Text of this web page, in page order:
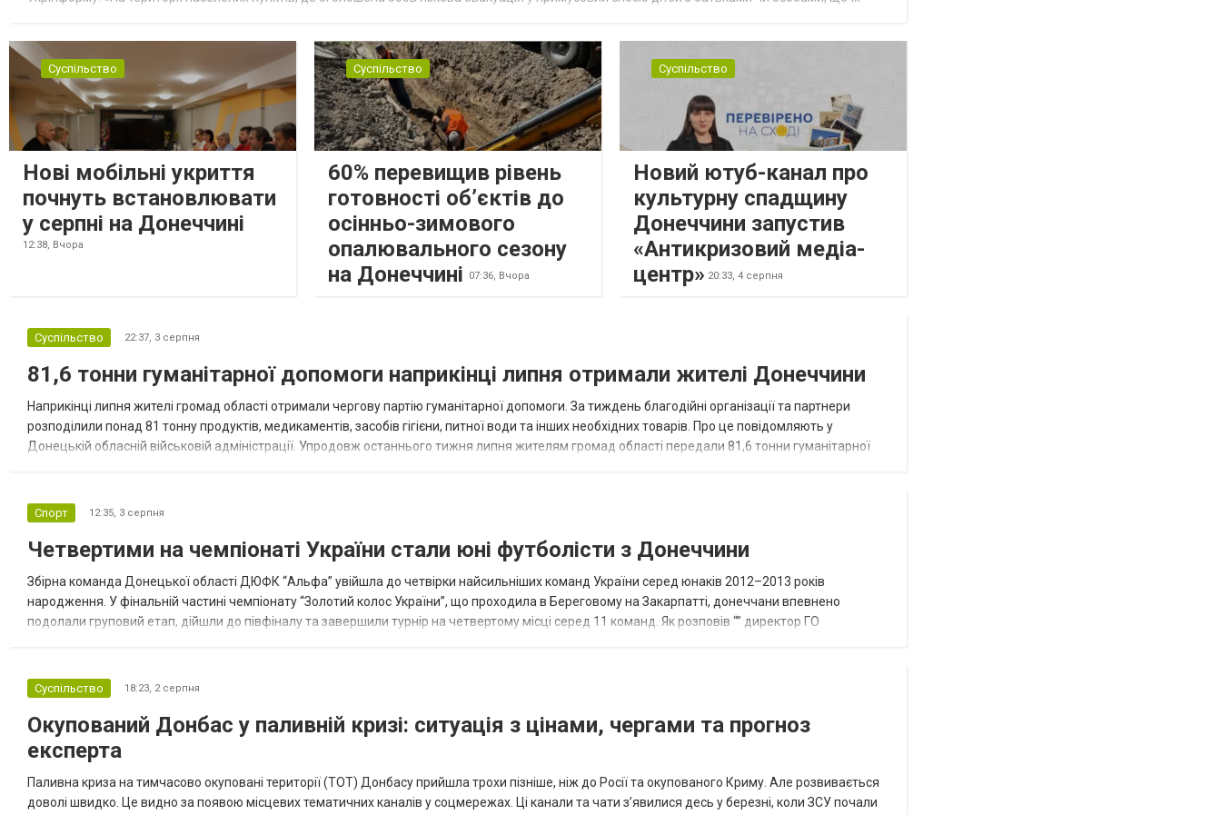
Суспільство
Нові мобільні укриття
почнуть встановлювати
у серпні на Донеччині
12:38, Вчора
Суспільство
60% перевищив рівень
готовності об’єктів до
осінньо-зимового
опалювального сезону
на Донеччині
07:36, Вчора
Суспільство
Новий ютуб-канал про
культурну спадщину
Донеччини запустив
«Антикризовий медіа-
центр» 20:33, 4 серпня
Суспільство 22:37, 3 серпня
81,6 тонни гуманітарної допомоги наприкінці липня отримали жителі Донеччини
Наприкінці липня жителі громад області отримали чергову партію гуманітарної допомоги. За тиждень благодійні організації та партнери
розподілили понад 81 тонну продуктів, медикаментів, засобів гігієни, питної води та інших необхідних товарів. Про це повідомляють у
Донецькій обласній військовій адміністрації. Упродовж останнього тижня липня жителям громад області передали 81,6 тонни гуманітарної
Спорт 12:35, 3 серпня
Четвертими на чемпіонаті України стали юні футболісти з Донеччини
Збірна команда Донецької області ДЮФК “Альфа” увійшла до четвірки найсильніших команд України серед юнаків 2012–2013 років
народження. У фінальній частині чемпіонату “Золотий колос України”, що проходила в Береговому на Закарпатті, донеччани впевнено
подолали груповий етап, дійшли до півфіналу та завершили турнір на четвертому місці серед 11 команд. Як розповів “” директор ГО
Суспільство 18:23, 2 серпня
Окупований Донбас у паливній кризі: ситуація з цінами, чергами та прогноз
експерта
Паливна криза на тимчасово окуповані території (ТОТ) Донбасу прийшла трохи пізніше, ніж до Росії та окупованого Криму. Але розвивається
доволі швидко. Це видно за появою місцевих тематичних каналів у соцмережах. Ці канали та чати з’явилися десь у березні, коли ЗСУ почали